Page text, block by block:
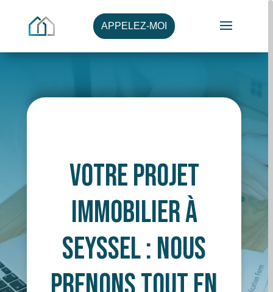
APPELEZ-MOI
Votre Projet
Immobilier à
Seyssel : Nous